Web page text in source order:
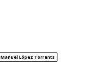
Manuel López Torrents